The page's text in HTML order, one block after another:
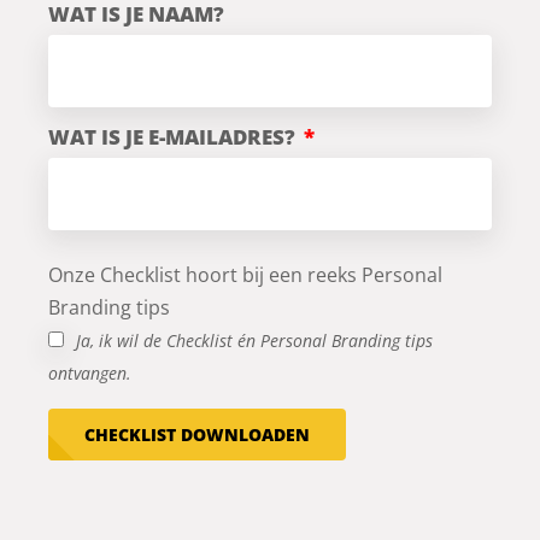
WAT IS JE NAAM?
WAT IS JE E-MAILADRES?
Onze Checklist hoort bij een reeks Personal
Branding tips
Ja, ik wil de Checklist én Personal Branding tips
ontvangen.
CHECKLIST DOWNLOADEN